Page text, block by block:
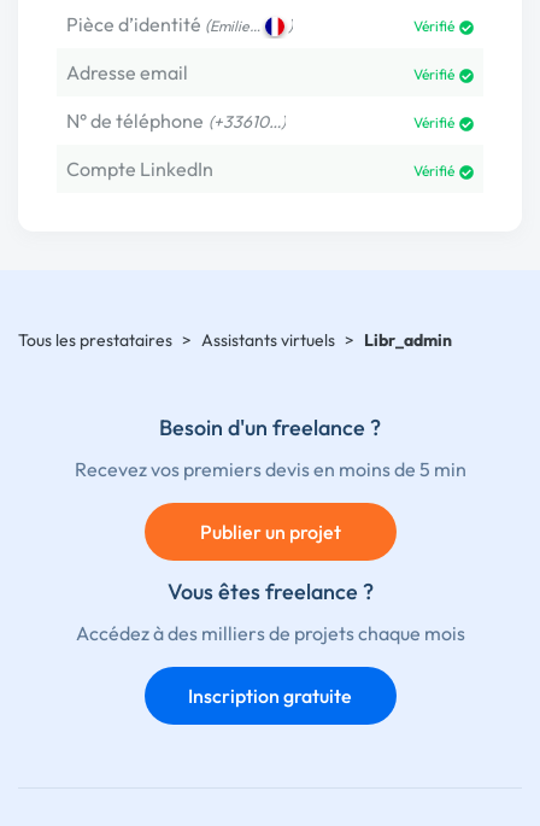
Pièce d’identité (Emilie… ) Vérifié
Adresse email Vérifié
N° de téléphone (+33610…) Vérifié
Compte LinkedIn Vérifié
Tous les prestataires > Assistants virtuels > Libr_admin
Besoin d'un freelance ?
Recevez vos premiers devis en moins de 5 min
Publier un projet
Vous êtes freelance ?
Accédez à des milliers de projets chaque mois
Inscription gratuite